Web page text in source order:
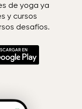
de yoga ya
y cursos
desafíos.